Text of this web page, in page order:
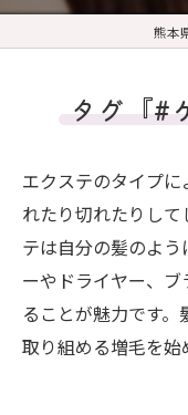
熊本
タグ『#
エクステのタイプ
れたり切れたりし
テは自分の髪のよ
ーやドライヤー、
ることが魅力です
取り組める増毛を始